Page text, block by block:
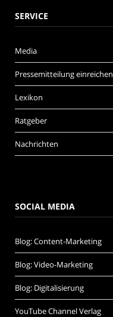
SERVICE
Media
Pressemitteilung einreichen
Lexikon
Ratgeber
Nachrichten
SOCIAL MEDIA
Blog: Content-Marketing
Blog: Video-Marketing
Blog: Digitalisierung
YouTube Channel Verlag